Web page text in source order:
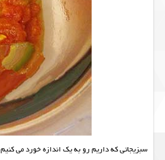
سبزیجاتی که داریم رو به یک اندازه خورد می کنیم